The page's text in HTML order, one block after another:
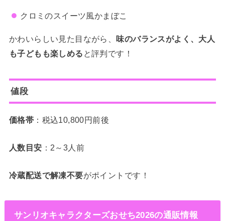
クロミのスイーツ風かまぼこ
かわいらしい見た目ながら、 味のバランスがよく、大人
も子どもも楽しめる と評判です！
値段
価格帯 ：税込10,800円前後
人数目安 ：2～3人前
冷蔵配送で解凍不要がポイントです！
サンリオキャラクターズおせち2026の通販情報